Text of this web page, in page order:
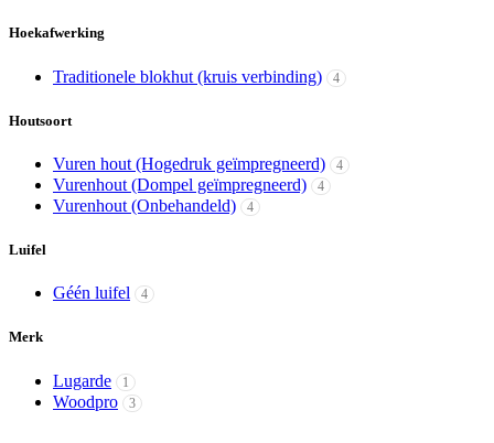
Hoekafwerking
Traditionele blokhut (kruis verbinding) 4
Houtsoort
Vuren hout (Hogedruk geïmpregneerd) 4
Vurenhout (Dompel geïmpregneerd) 4
Vurenhout (Onbehandeld) 4
Luifel
Géén luifel 4
Merk
Lugarde 1
Woodpro 3